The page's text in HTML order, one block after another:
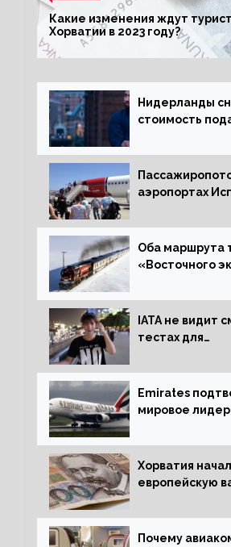
Какие изменения ждут
Хорватии в 2023 году?
Нидерланды
стоимость
жительство
аэропортах
процентов
Оба маршрута
«Восточного
IATA не видит
тестах для
Emirates
мировое
Хорватия
европейскую
Почему